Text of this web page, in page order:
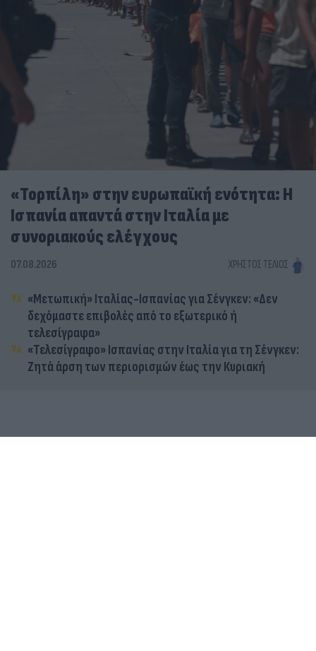
«Τορπίλη» στην ευρωπαϊκή ενότητα: Η
Ισπανία απαντά στην Ιταλία με
συνοριακούς ελέγχους
07.08.2026 ΧΡΉΣΤΟΣ ΤΈΛΙΟΣ
«Μετωπική» Ιταλίας-Ισπανίας για Σένγκεν: «Δεν
δεχόμαστε επιβολές από το εξωτερικό ή
τελεσίγραφα»
«Τελεσίγραφο» Ισπανίας στην Ιταλία για τη Σένγκεν:
Ζητά άρση των περιορισμών έως την Κυριακή